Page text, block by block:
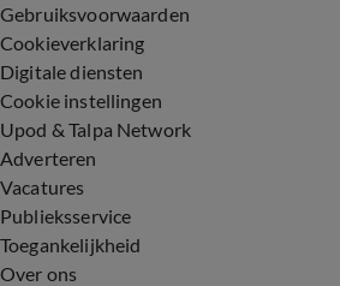
Gebruiksvoorwaarden
Cookieverklaring
Digitale diensten
Cookie instellingen
Upod & Talpa Network
Adverteren
Vacatures
Publieksservice
Toegankelijkheid
Over ons